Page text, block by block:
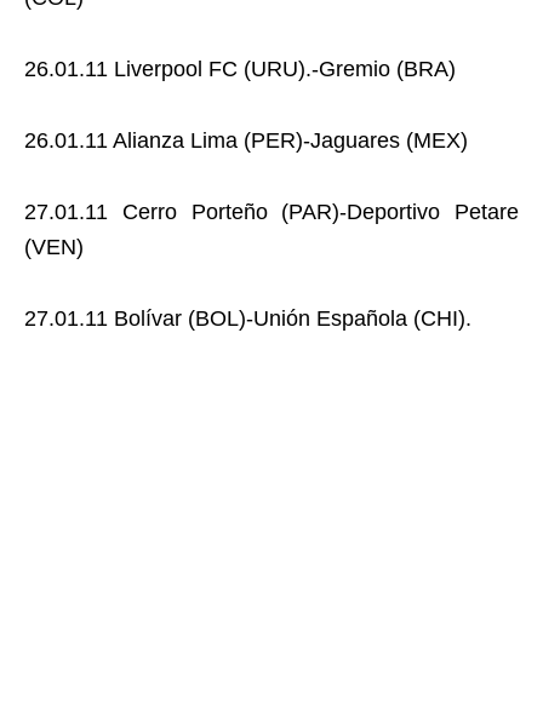
26.01.11 Liverpool FC (URU).-Gremio (BRA)
26.01.11 Alianza Lima (PER)-Jaguares (MEX)
27.01.11 Cerro Porteño (PAR)-Deportivo Petare
(VEN)
27.01.11 Bolívar (BOL)-Unión Española (CHI).